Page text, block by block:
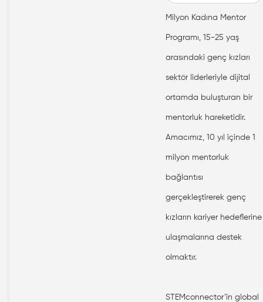
Milyon Kadına Mentor
Programı, 15-25 yaş
arasındaki genç kızları
sektör liderleriyle dijital
ortamda buluşturan bir
mentorluk hareketidir.
Amacımız, 10 yıl içinde 1
milyon mentorluk
bağlantısı
gerçekleştirerek genç
kızların kariyer hedeflerine
ulaşmalarına destek
olmaktır.
STEMconnector’in global